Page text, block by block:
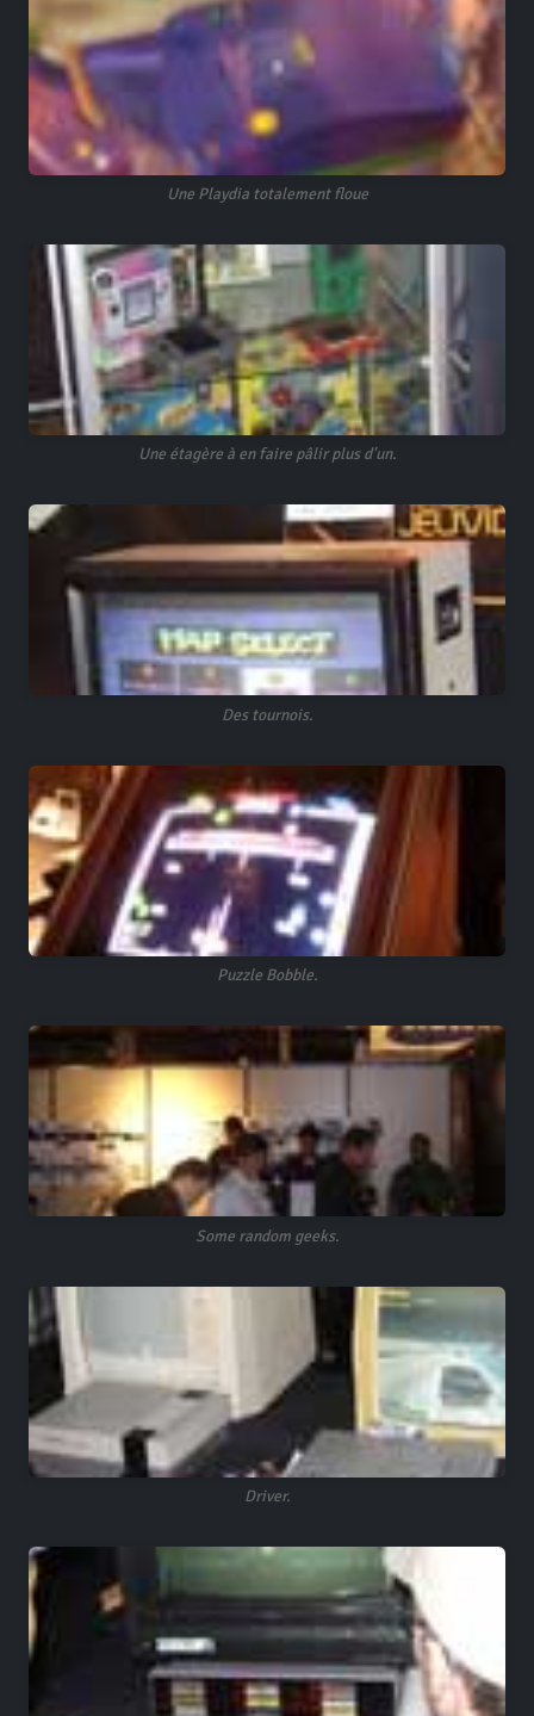
Une Playdia totalement floue
Une étagère à en faire pâlir plus d'un.
Des tournois.
Puzzle Bobble.
Some random geeks.
Driver.